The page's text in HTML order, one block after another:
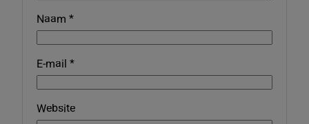
Naam *
E-mail *
Website